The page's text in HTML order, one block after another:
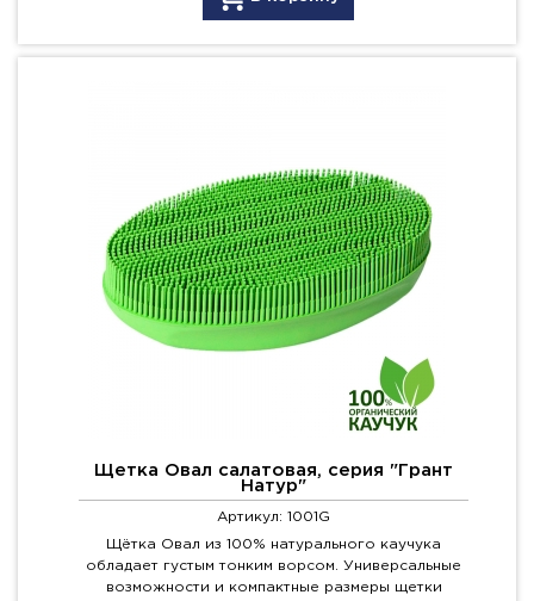
Щетка Овал салатовая, серия "Грант
Натур"
Артикул: 1001G
Щётка Овал из 100% натурального каучука
обладает густым тонким ворсом. Универсальные
возможности и компактные размеры щетки